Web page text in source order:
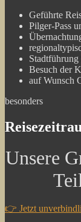
Geführte
Pilger-Pass
Stadtführung
Besuch der
auf Wunsch
besonders
Unsere
👉 Jetzt